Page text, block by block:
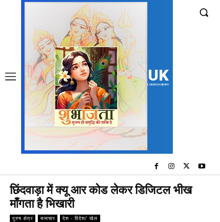
UK
LONDON NEWS
छिंदवाड़ा में क्यू आर कोड लेकर डिजिटल भीख
माँगता है भिखारी
पुरुष क्षेत्र समाचार देश - विदेश/ खेल